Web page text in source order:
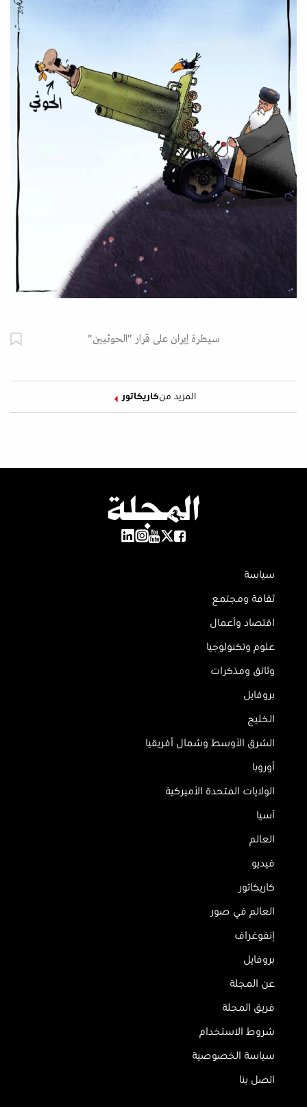
سيطرة إيران على قرار "الحوثيين"
المزيد منكاريكاتور
سياسة
ثقافة ومجتمع
اقتصاد وأعمال
علوم وتكنولوجيا
وثائق ومذكرات
بروفايل
الخليج
الشرق الأوسط وشمال أفريقيا
أوروبا
الولايات المتحدة الأميركية
آسيا
العالم
فيديو
كاريكاتور
العالم في صور
إنفوغراف
بروفايل
عن المجلة
فريق المجلة
شروط الاستخدام
سياسة الخصوصية
اتصل بنا